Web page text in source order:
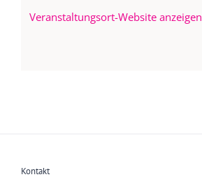
Veranstaltungsort-Website anzeigen
Kontakt